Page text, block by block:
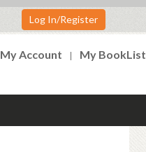
Log In/Register
My Account My BookList